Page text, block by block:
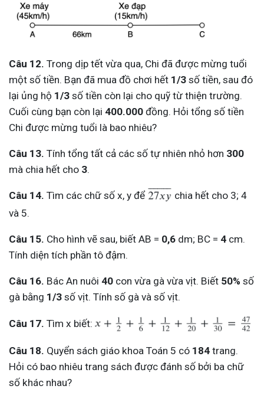
Câu 12. Trong dịp tết vừa qua, Chi đã được mừng tuổi
một số tiền. Bạn đã mua đồ chơi hết 1/3 số tiền, sau đó
lại ủng hộ 1/3 số tiền còn lại cho quỹ từ thiện trường.
Cuối cùng bạn còn lại 400.000 đồng. Hỏi tổng số tiền
Chi được mừng tuổi là bao nhiêu?
Câu 13. Tính tổng tất cả các số tự nhiên nhỏ hơn 300
mà chia hết cho 3.
Câu 14. Tìm các chữ số x, y để
chia hết cho 3; 4
và 5.
Câu 15. Cho hình vẽ sau, biết AB = 0,6 dm; BC = 4 cm.
Tính diện tích phần tô đậm.
Câu 16. Bác An nuôi 40 con vừa gà vừa vịt. Biết 50% số
gà bằng 1/3 số vịt. Tính số gà và số vịt.
Câu 17. Tìm x biết:
Câu 18. Quyển sách giáo khoa Toán 5 có 184 trang.
Hỏi có bao nhiêu trang sách được đánh số bởi ba chữ
số khác nhau?